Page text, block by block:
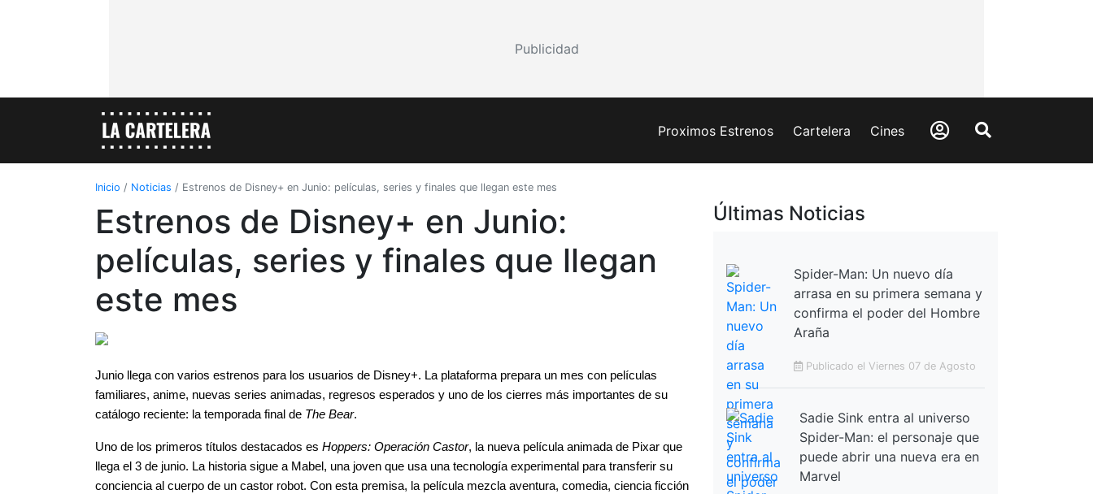
Publicidad
Proximos Estrenos Cartelera Cines
Inicio / Noticias / Estrenos de Disney+ en Junio: películas, series y finales que llegan este mes
Estrenos de Disney+ en Junio:
películas, series y finales que llegan
este mes
Junio llega con varios estrenos para los usuarios de Disney+. La plataforma prepara un mes con películas
familiares, anime, nuevas series animadas, regresos esperados y uno de los cierres más importantes de su
catálogo reciente: la temporada final de The Bear.
Uno de los primeros títulos destacados es Hoppers: Operación Castor, la nueva película animada de Pixar que
llega el 3 de junio. La historia sigue a Mabel, una joven que usa una tecnología experimental para transferir su
conciencia al cuerpo de un castor robot. Con esta premisa, la película mezcla aventura, comedia, ciencia ficción
Últimas Noticias
Spider-Man: Un nuevo día
arrasa en su primera semana y
confirma el poder del Hombre
Araña
Publicado el Viernes 07 de Agosto
Sadie Sink entra al universo
Spider-Man: el personaje que
puede abrir una nueva era en
Marvel